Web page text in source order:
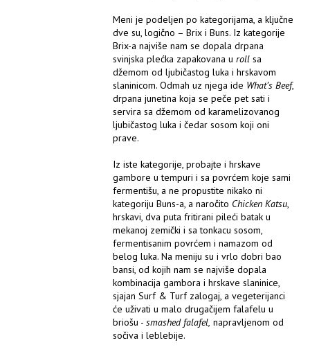
Meni je podeljen po kategorijama, a ključne
dve su, logično – Brix i Buns. Iz kategorije
Brix-a najviše nam se dopala drpana
svinjska plećka zapakovana uroll sa
džemom od ljubičastog luka i hrskavom
slaninicom. Odmah uz njega ide What’s Beef,
drpana junetina koja se peče pet sati i
servira sa džemom od karamelizovanog
ljubičastog luka i čedar sosom koji oni
prave.
Iz iste kategorije, probajte i hrskave
gambore u tempuri i sa povrćem koje sami
fermentišu, a ne propustite nikako ni
kategoriju Buns-a, a naročito Chicken Katsu
hrskavi, dva puta fritirani pileći batak u
mekanoj zemički i sa tonkacu sosom,
fermentisanim povrćem i namazom od
belog luka. Na meniju su i vrlo dobri bao
bansi, od kojih nam se najviše dopala
kombinacija gambora i hrskave slaninice,
sjajan Surf & Turf zalogaj, a vegeterijanci
će uživati u malo drugačijem falafelu u
briošu -smashed falafel, napravljenom od
sočiva i leblebije.